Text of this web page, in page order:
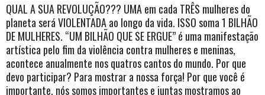
QUAL A SUA REVOLUÇÃO??? UMA em cada TRÊS mulheres do
planeta será VIOLENTADA ao longo da vida. ISSO soma 1 BILHÃO
DE MULHERES. “UM BILHÃO QUE SE ERGUE” é uma manifestação
artística pelo fim da violência contra mulheres e meninas,
acontece anualmente nos quatros cantos do mundo. Por que
devo participar? Para mostrar a nossa força! Por que você é
importante, nós somos importantes e juntas mostramos ao